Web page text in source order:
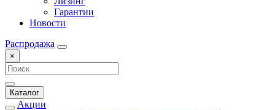
Гарантии
Новости
Распродажа
×
Каталог
Акции